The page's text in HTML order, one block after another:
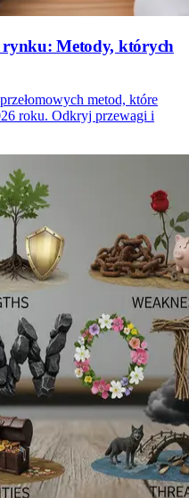
rynku: Metody, których
metod, które
roku. Odkryj przewagi i